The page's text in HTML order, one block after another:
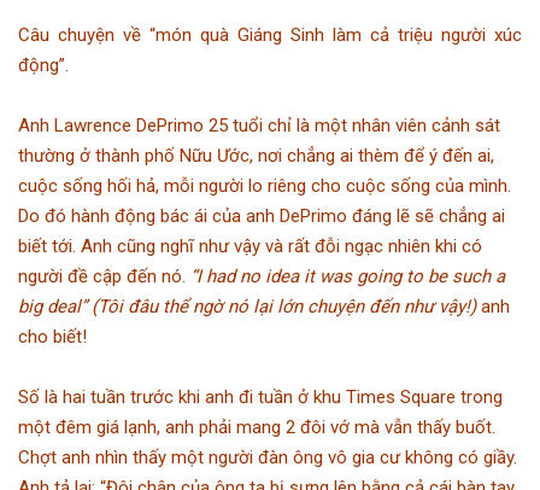
Câu chuyện về “món quà Giáng Sinh làm cả triệu người xúc
động”.
Anh Lawrence DePrimo 25 tuổi chỉ là một nhân viên cảnh sát
thường ở thành phố Nữu Ước, nơi chẳng ai thèm để ý đến ai,
cuộc sống hối hả, mỗi người lo riêng cho cuộc sống của mình.
Do đó hành động bác ái của anh DePrimo đáng lẽ sẽ chẳng ai
biết tới. Anh cũng nghĩ như vậy và rất đỗi ngạc nhiên khi có
người đề cập đến nó. “I had no idea it was going to be such a
big deal” (Tôi đâu thể ngờ nó lại lớn chuyện đến như vậy!)anh
cho biết!
Số là hai tuần trước khi anh đi tuần ở khu Times Square trong
một đêm giá lạnh, anh phải mang 2 đôi vớ mà vẫn thấy buốt.
Chợt anh nhìn thấy một người đàn ông vô gia cư không có giầy.